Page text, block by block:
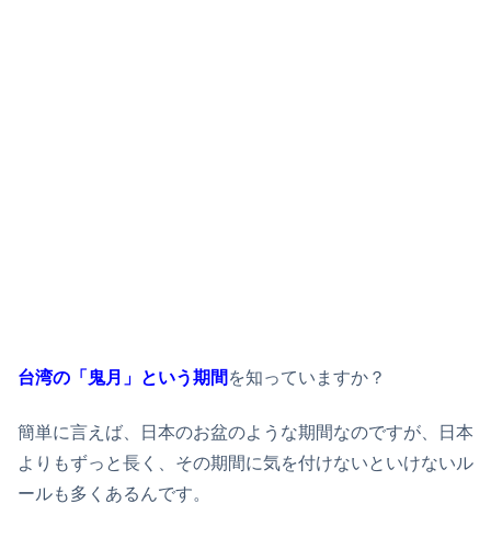
台湾の「鬼月」という期間 を知っていますか？
簡単に言えば、日本のお盆のような期間なのですが、日本
よりもずっと長く、その期間に気を付けないといけないル
ールも多くあるんです。